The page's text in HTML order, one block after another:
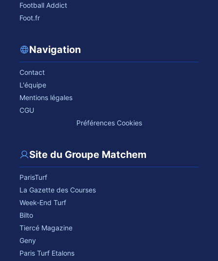
Football Addict
Foot.fr
Navigation
Contact
L'équipe
Mentions légales
CGU
Préférences Cookies
Site du Groupe Matchem
ParisTurf
La Gazette des Courses
Week-End Turf
Bilto
Tiercé Magazine
Geny
Paris Turf Etalons